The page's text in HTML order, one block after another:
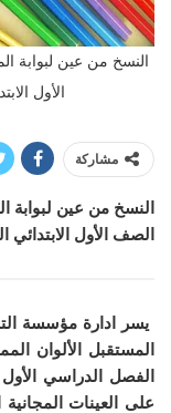
النسخ من عين لبوابة
الأول
مشاركة
النسخ من عين لبوابة
الصف الأول الابتدائي
يسر ادارة مؤسسة
المستقبل الألوان
الفصل الدراسي الأول 1442 هـ
على العينات